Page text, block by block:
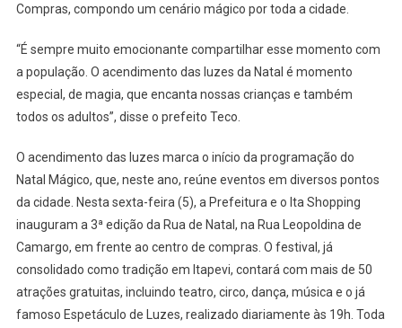
Compras, compondo um cenário mágico por toda a cidade.
“É sempre muito emocionante compartilhar esse momento com
a população. O acendimento das luzes da Natal é momento
especial, de magia, que encanta nossas crianças e também
todos os adultos”, disse o prefeito Teco.
O acendimento das luzes marca o início da programação do
Natal Mágico, que, neste ano, reúne eventos em diversos pontos
da cidade. Nesta sexta-feira (5), a Prefeitura e o Ita Shopping
inauguram a 3ª edição da Rua de Natal, na Rua Leopoldina de
Camargo, em frente ao centro de compras. O festival, já
consolidado como tradição em Itapevi, contará com mais de 50
atrações gratuitas, incluindo teatro, circo, dança, música e o já
famoso Espetáculo de Luzes, realizado diariamente às 19h. Toda